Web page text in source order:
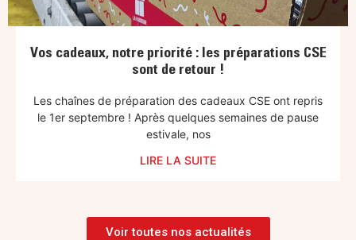
Vos cadeaux, notre priorité : les préparations CSE
sont de retour !
Les chaînes de préparation des cadeaux CSE ont repris
le 1er septembre ! Après quelques semaines de pause
estivale, nos
LIRE LA SUITE
Voir toutes nos actualités